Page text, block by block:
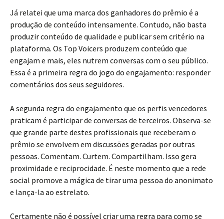
Já relatei que uma marca dos ganhadores do prêmio é a
produção de conteúdo intensamente. Contudo, não basta
produzir conteúdo de qualidade e publicar sem critério na
plataforma. Os Top Voicers produzem conteúdo que
engajam e mais, eles nutrem conversas com o seu público.
Essa é a primeira regra do jogo do engajamento: responder
comentários dos seus seguidores.
A segunda regra do engajamento que os perfis vencedores
praticam é participar de conversas de terceiros. Observa-se
que grande parte destes profissionais que receberam o
prêmio se envolvem em discussões geradas por outras
pessoas. Comentam. Curtem. Compartilham. Isso gera
proximidade e reciprocidade. É neste momento que a rede
social promove a mágica de tirar uma pessoa do anonimato
e lança-la ao estrelato.
Certamente não é possível criar uma regra para como se